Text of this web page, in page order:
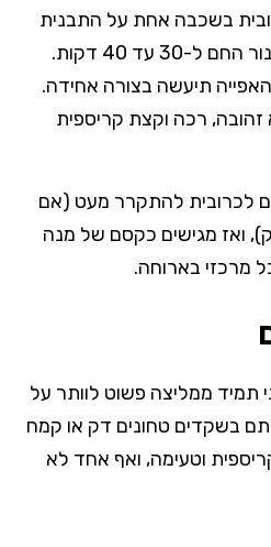
בשכבה אחת על התבנית
המחוממת ושולחים לתנור החם ל-30 עד 40 דקות.
תיעשה בצורה אחידה.
רכה וקצת קריספית
לכרובית להתקרר מעט (אם
ואז מגישים כקסם של מנה
מרכזי בארוחה.
תמיד ממליצה פשוט לוותר על
בשקדים טחונים דק או קמח
וטעימה, ואף אחד לא